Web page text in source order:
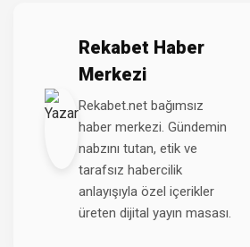
Rekabet Haber
Merkezi
Rekabet.net bağımsız
haber merkezi. Gündemin
nabzını tutan, etik ve
tarafsız habercilik
anlayışıyla özel içerikler
üreten dijital yayın masası.